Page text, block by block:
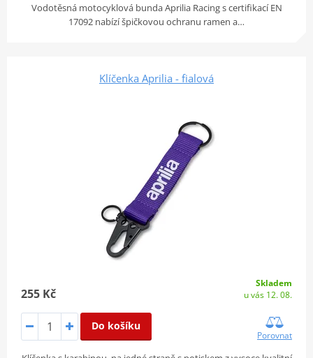
Vodotěsná motocyklová bunda Aprilia Racing s certifikací EN
17092 nabízí špičkovou ochranu ramen a…
Klíčenka Aprilia - fialová
255 Kč
Skladem
u vás 12. 08.
Do košíku
Porovnat